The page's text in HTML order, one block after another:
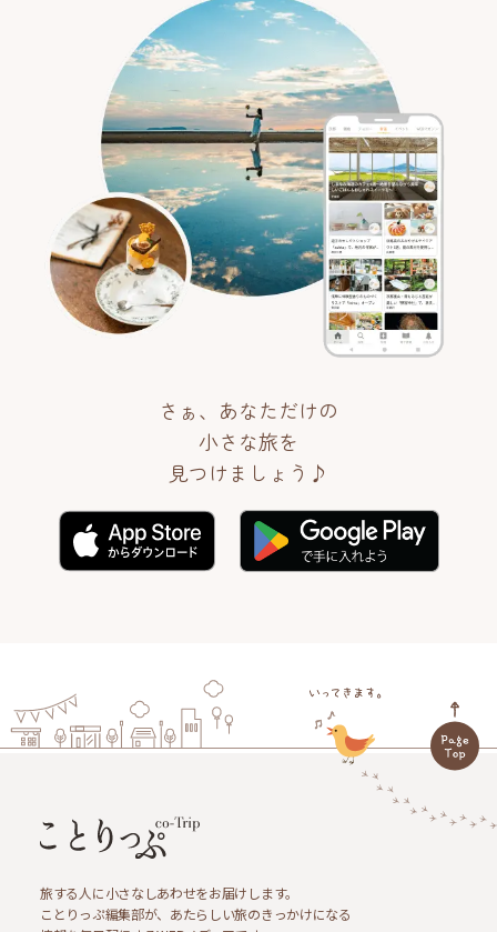
さぁ、あなただけの
小さな旅を
見つけましょう♪
旅する人に小さなしあわせをお届けします。
ことりっぷ編集部が、あたらしい旅のきっかけになる